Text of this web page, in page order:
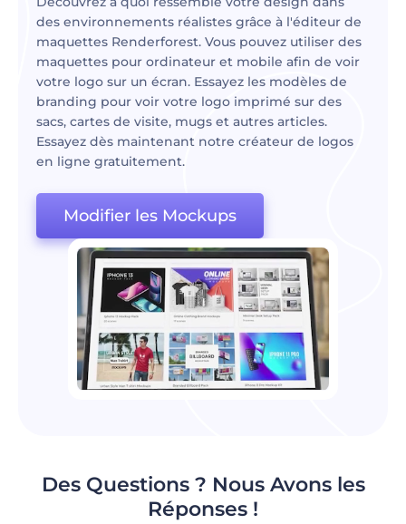
des environnements réalistes grâce à l'éditeur de
maquettes Renderforest. Vous pouvez utiliser des
maquettes pour ordinateur et mobile afin de voir
votre logo sur un écran. Essayez les modèles de
branding pour voir votre logo imprimé sur des
sacs, cartes de visite, mugs et autres articles.
Essayez dès maintenant notre créateur de logos
en ligne gratuitement.
Modifier les Mockups
Des Questions ? Nous Avons les
Réponses !